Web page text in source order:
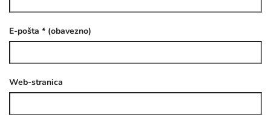
E-pošta * (obavezno)
Web-stranica